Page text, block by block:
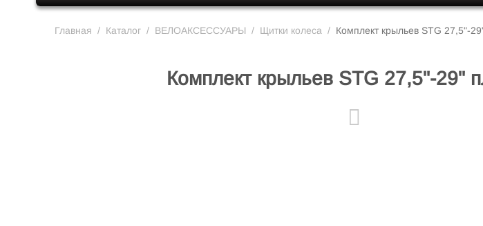
Главная / Каталог / ВЕЛОАКСЕССУАРЫ / Щитки колеса / Комплект крыльев STG 27,5"-
Комплект крыльев STG 27,5"-29"